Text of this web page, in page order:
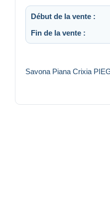
Début de la vente :
Fin de la vente :
Savona Piana Crixia